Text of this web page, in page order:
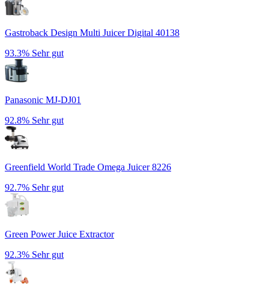
Gastroback Design Multi Juicer Digital 40138
93.3% Sehr gut
Panasonic MJ-DJ01
92.8% Sehr gut
Greenfield World Trade Omega Juicer 8226
92.7% Sehr gut
Green Power Juice Extractor
92.3% Sehr gut